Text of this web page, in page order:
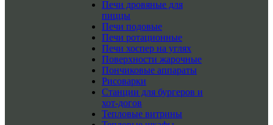
Печи дровяные для
пиццы
Печи подовые
Печи ротационные
Печи хоспер на углях
Поверхности жарочные
Пончиковые аппараты
Рисоварки
Станции для бургеров и
хот-догов
Тепловые витрины